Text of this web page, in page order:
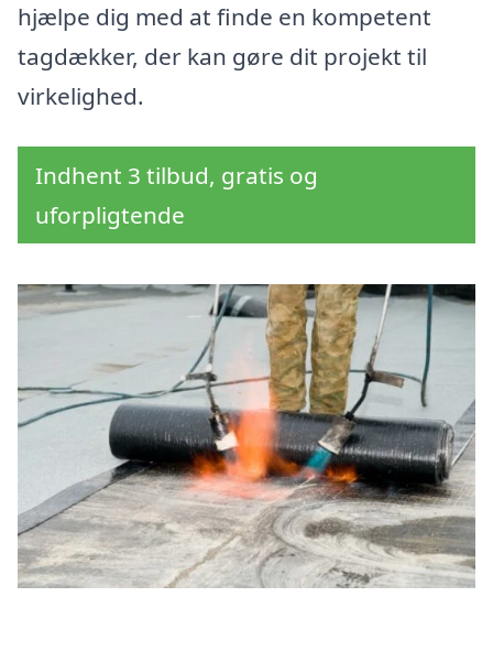
hjælpe dig med at finde en kompetent
tagdækker, der kan gøre dit projekt til
virkelighed.
Indhent 3 tilbud, gratis og
uforpligtende